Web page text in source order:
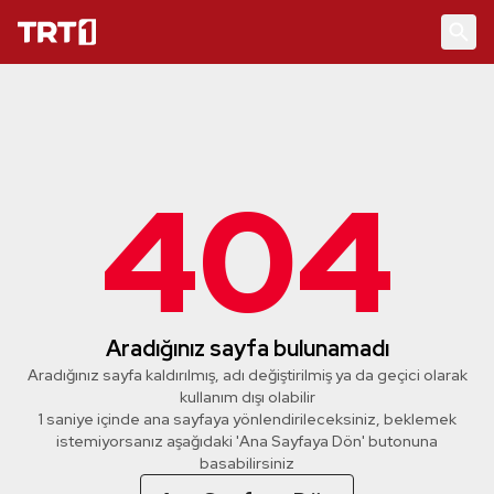
404
Aradığınız sayfa bulunamadı
Aradığınız sayfa kaldırılmış, adı değiştirilmiş ya da geçici olarak
kullanım dışı olabilir
1 saniye içinde ana sayfaya yönlendirileceksiniz, beklemek
istemiyorsanız aşağıdaki 'Ana Sayfaya Dön' butonuna
basabilirsiniz